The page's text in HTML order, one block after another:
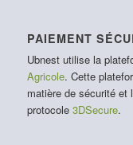
PAIEMENT
Ubnest utilise la
Agricole. Cette
matière de sécurité
protocole 3DSecure.